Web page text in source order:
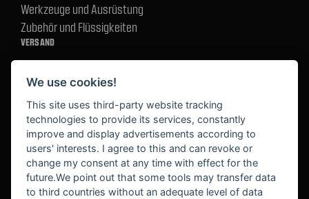
Werkzeuge und Ausrüstung
Zubehör und Flüssigkeiten
VERSAND
BEKANNT AUS
We use cookies!
This site uses third-party website tracking
technologies to provide its services, constantly
improve and display advertisements according to
users' interests. I agree to this and can revoke or
change my consent at any time with effect for the
future.We point out that some tools may transfer data
to third countries without an adequate level of data